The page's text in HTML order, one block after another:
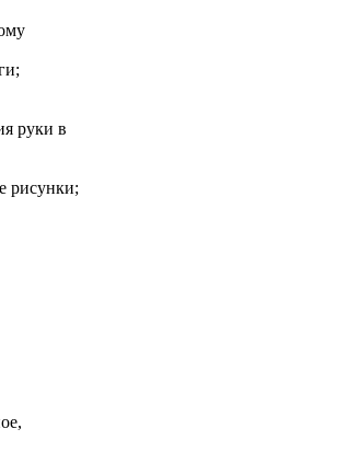
руки в
рисунки;